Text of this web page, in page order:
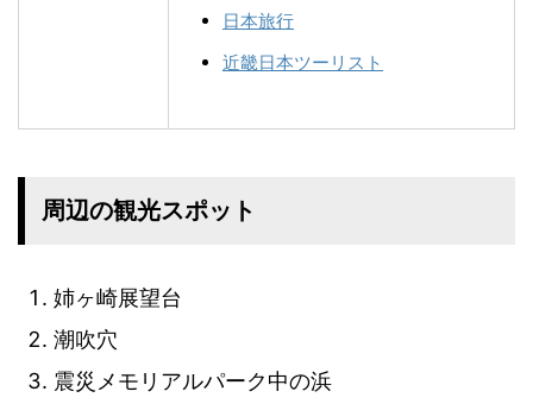
日本旅行
近畿日本ツーリスト
周辺の観光スポット
姉ヶ崎展望台
潮吹穴
震災メモリアルパーク中の浜